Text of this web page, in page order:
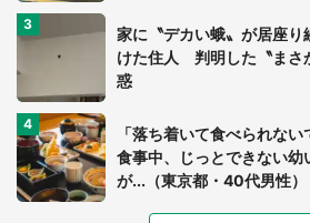
家に〝デカい蛾〟が居座
けた住人 判明した〝まさ
惑
「落ち着いて食べられな
食事中、じっとできない幼
が...（東京都・40代男性）